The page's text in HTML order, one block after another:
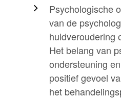
Psychologische
van de
huidveroudering
Het belang van
ondersteuning
positief gevoel
het